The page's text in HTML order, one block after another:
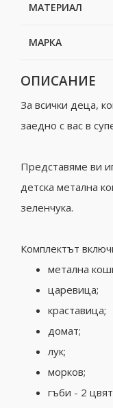
МАТЕРИАЛ
МАРКА
ОПИСАНИЕ
За всички деца,
заедно с вас в
Представяме ви
детска метална
зеленчука.
Комплектът
метална
царевица;
краставица;
домат;
лук;
морков;
гъби - 2